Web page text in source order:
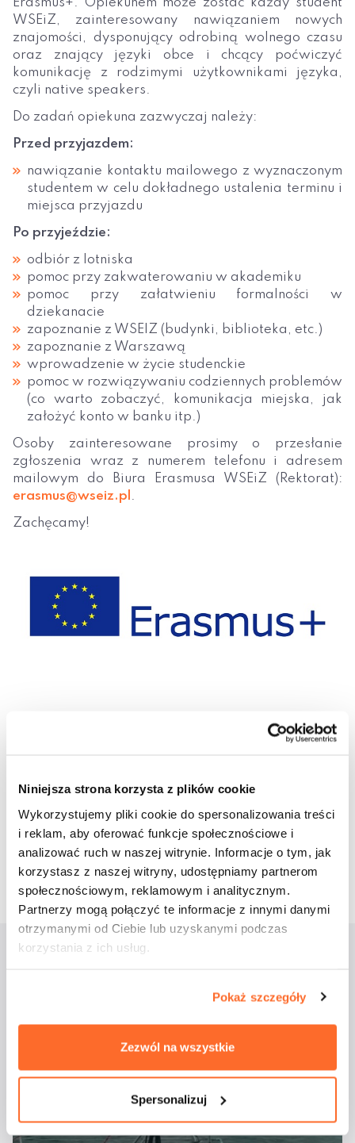
Niniejsza strona korzysta z plików cookie
Wykorzystujemy pliki cookie do spersonalizowania treści
i reklam, aby oferować funkcje społecznościowe i
analizować ruch w naszej witrynie. Informacje o tym, jak
korzystasz z naszej witryny, udostępniamy partnerom
społecznościowym, reklamowym i analitycznym.
Partnerzy mogą połączyć te informacje z innymi danymi
otrzymanymi od Ciebie lub uzyskanymi podczas
korzystania z ich usług.
Pokaż szczegóły
Zezwól na wszystkie
Spersonalizuj
Erasmus+. Opiekunem może zostać każdy student
WSEiZ, zainteresowany nawiązaniem nowych
znajomości, dysponujący odrobiną wolnego czasu
oraz znający języki obce i chcący poćwiczyć
komunikację z rodzimymi użytkownikami języka,
czyli native speakers.
Do zadań opiekuna zazwyczaj należy:
Przed przyjazdem:
nawiązanie kontaktu mailowego z wyznaczonym
studentem w celu dokładnego ustalenia terminu i
miejsca przyjazdu
Po przyjeździe:
odbiór z lotniska
pomoc przy zakwaterowaniu w akademiku
pomoc przy załatwieniu formalności w
dziekanacie
zapoznanie z WSEIZ (budynki, biblioteka, etc.)
zapoznanie z Warszawą
wprowadzenie w życie studenckie
pomoc w rozwiązywaniu codziennych problemów
(co warto zobaczyć, komunikacja miejska, jak
założyć konto w banku itp.)
Osoby zainteresowane prosimy o przesłanie
zgłoszenia wraz z numerem telefonu i adresem
mailowym do Biura Erasmusa WSEiZ (Rektorat):
erasmus@wseiz.pl .
Zachęcamy!
TwitterLinkedInPinterestEmail
7 czerwca 2018